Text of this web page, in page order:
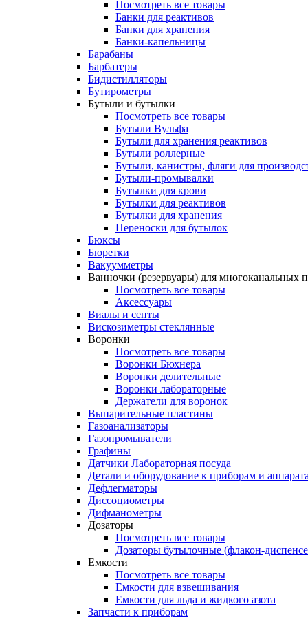
Посмотреть все товары
Банки для реактивов
Банки для хранения
Банки-капельницы
Барабаны
Барбатеры
Бидистилляторы
Бутирометры
Бутыли и бутылки
Посмотреть все товары
Бутыли Вульфа
Бутыли для хранения реактивов
Бутыли роллерные
Бутыли, канистры, фляги для
Бутыли-промывалки
Бутылки для крови
Бутылки для реактивов
Бутылки для хранения
Переноски для бутылок
Бюксы
Бюретки
Вакуумметры
Ванночки (резервуары) для многоканальных
Посмотреть все товары
Аксессуары
Виалы и септы
Вискозиметры стеклянные
Воронки
Посмотреть все товары
Воронки Бюхнера
Воронки делительные
Воронки лабораторные
Держатели для воронок
Выпарительные пластины
Газоанализаторы
Газопромыватели
Графины
Датчики Лабораторная посуда
Детали и оборудование к приборам и
Дефлегматоры
Диссоциометры
Дифманометры
Дозаторы
Посмотреть все товары
Дозаторы бутылочные (флакон-
Емкости
Посмотреть все товары
Емкости для взвешивания
Емкости для льда и жидкого азота
Запчасти к приборам